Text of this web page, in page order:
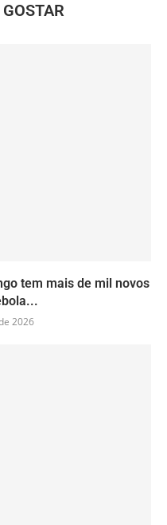
tem mais de mil novos
2026